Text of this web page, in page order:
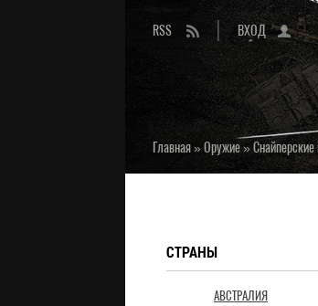
RSS ВХОД
Главная» Оружие»Снайперские
СТРАНЫ
АВСТРАЛИЯ